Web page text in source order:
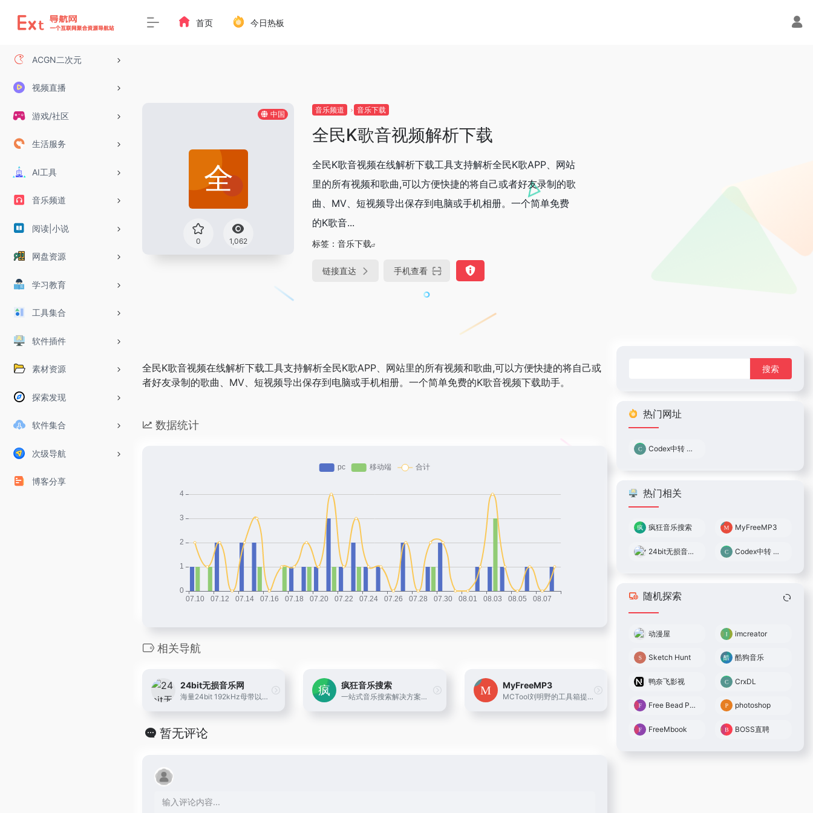
ACGN二次元
视频直播
游戏/社区
生活服务
AI工具
音乐频道
阅读|小说
网盘资源
学习教育
工具集合
软件插件
素材资源
探索发现
软件集合
次级导航
博客分享
首页 今日热板
中国
0 1,062
音乐频道 音乐下载
全民K歌音视频解析下载
全民K歌音视频在线解析下载工具支持解析全民K歌APP、网站
里的所有视频和歌曲,可以方便快捷的将自己或者好友录制的歌
曲、MV、短视频导出保存到电脑或手机相册。一个简单免费
的K歌音...
标签： 音乐下载
链接直达 手机查看
全民K歌音视频在线解析下载工具支持解析全民K歌APP、网站里的所有视频和歌曲,可以方便快捷的将自己或
者好友录制的歌曲、MV、短视频导出保存到电脑或手机相册。一个简单免费的K歌音视频下载助手。
数据统计
相关导航
24bit无损音乐网
海量24bit 192kHz母带以及24bit 96kHz母带音乐下载，海量母带级别音质无损下载，无需网盘直接直链在线下载。
疯狂音乐搜索
一站式音乐搜索解决方案，可搜索试听下载网易云音乐、QQ音乐、酷狗音乐、酷我音乐、虾米音乐、百度音乐、一听音乐、咪咕音乐、荔枝FM、蜻蜓FM、喜马拉雅FM、全民K歌、5sing原创翻唱音乐。
MyFreeMP3
MCTool刘明野的工具箱提供在线音乐解析，在线视频解析，MD5在线加密，更多好用、易用的工具还在不断添加中，欢迎访问！
暂无评论
热门网址
Codex中转 0.05倍率
热门相关
疯狂音乐搜索 MyFreeMP3
24bit无损音乐网 Codex中转 0.05倍率
随机探索
动漫屋 imcreator
Sketch Hunt 酷狗音乐
鸭奈飞影视 CrxDL
Free Bead Pattern Maker photoshop
FreeMbook BOSS直聘